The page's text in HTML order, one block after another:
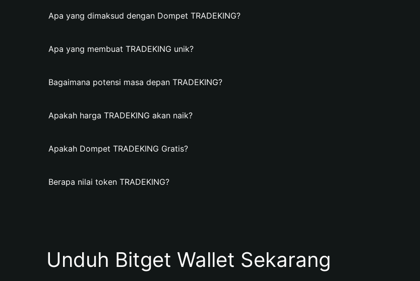
Apa yang dimaksud dengan Dompet TRADEKING?
Apa yang membuat TRADEKING unik?
Bagaimana potensi masa depan TRADEKING?
Apakah harga TRADEKING akan naik?
Apakah Dompet TRADEKING Gratis?
Berapa nilai token TRADEKING?
Unduh Bitget Wallet Sekarang